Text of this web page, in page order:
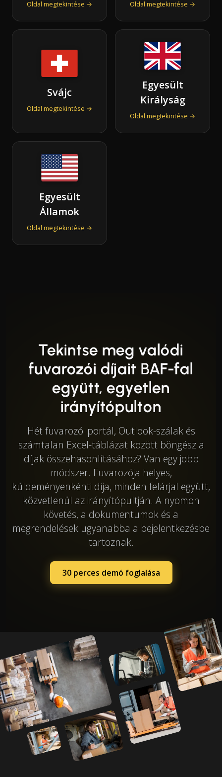
Oldal megtekintése → Oldal megtekintése →
Svájc
Oldal megtekintése →
Egyesült
Királyság
Oldal megtekintése →
Egyesült
Államok
Oldal megtekintése →
Tekintse meg valódi
fuvarozói díjait BAF-fal
együtt, egyetlen
irányítópulton
Hét fuvarozói portál, Outlook-szálak és
számtalan Excel-táblázat között böngész a
díjak összehasonlításához? Van egy jobb
módszer. Fuvarozója helyes,
küldeményenkénti díja, minden felárjal együtt,
közvetlenül az irányítópultján. A nyomon
követés, a dokumentumok és a
megrendelések ugyanabba a bejelentkezésbe
tartoznak.
30 perces demó foglalása